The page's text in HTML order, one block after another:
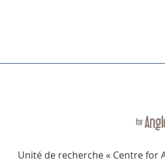
Unité de recherche « Centre for